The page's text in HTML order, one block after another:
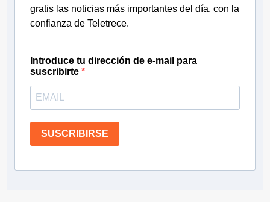
gratis las noticias más importantes del día, con la
confianza de Teletrece.
Introduce tu dirección de e-mail para
suscribirte
SUSCRIBIRSE